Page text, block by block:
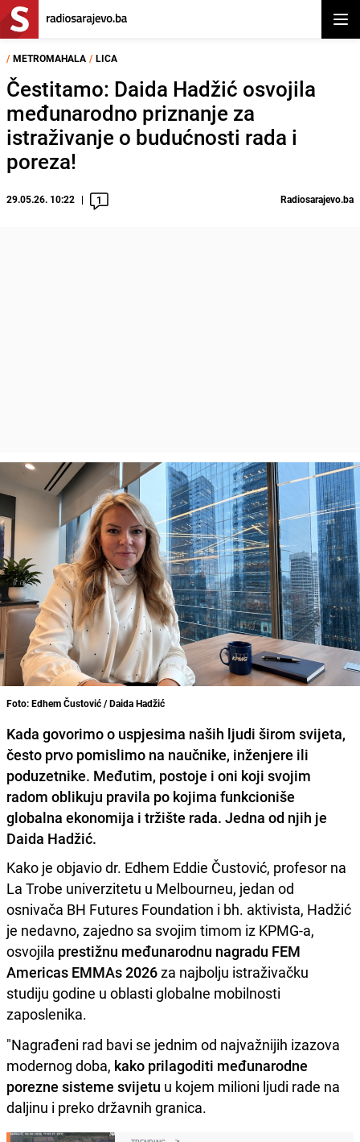
/ METROMAHALA / LICA
Čestitamo: Daida Hadžić osvojila
međunarodno priznanje za
istraživanje o budućnosti rada i
poreza!
29.05.26. 10:22 1 Radiosarajevo.ba
Foto: Edhem Čustović / Daida Hadžić
Kada govorimo o uspjesima naših ljudi širom svijeta,
često prvo pomislimo na naučnike, inženjere ili
poduzetnike. Međutim, postoje i oni koji svojim
radom oblikuju pravila po kojima funkcioniše
globalna ekonomija i tržište rada. Jedna od njih je
Daida Hadžić.
Kako je objavio dr. Edhem Eddie Čustović, profesor na
La Trobe univerzitetu u Melbourneu, jedan od
osnivača BH Futures Foundation i bh. aktivista, Hadžić
je nedavno, zajedno sa svojim timom iz KPMG-a,
osvojila prestižnu međunarodnu nagradu FEM
Americas EMMAs 2026za najbolju istraživačku
studiju godine u oblasti globalne mobilnosti
zaposlenika.
"Nagrađeni rad bavi se jednim od najvažnijih izazova
modernog doba, kako prilagoditi međunarodne
porezne sisteme svijetu u kojem milioni ljudi rade na
daljinu i preko državnih granica.